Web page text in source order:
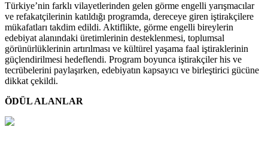
Türkiye’nin farklı vilayetlerinden gelen görme engelli yarışmacılar
ve refakatçilerinin katıldığı programda, dereceye giren iştirakçilere
mükafatları takdim edildi. Aktiflikte, görme engelli bireylerin
edebiyat alanındaki üretimlerinin desteklenmesi, toplumsal
görünürlüklerinin artırılması ve kültürel yaşama faal iştiraklerinin
güçlendirilmesi hedeflendi. Program boyunca iştirakçiler his ve
tecrübelerini paylaşırken, edebiyatın kapsayıcı ve birleştirici gücüne
dikkat çekildi.
ÖDÜL ALANLAR